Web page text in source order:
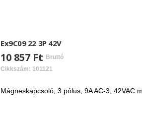
Ex9C09 22 3P 42V
10 857 Ft Bruttó
Cikkszám: 101121
Mágneskapcsoló, 3 pólus, 9A AC-3, 42VAC